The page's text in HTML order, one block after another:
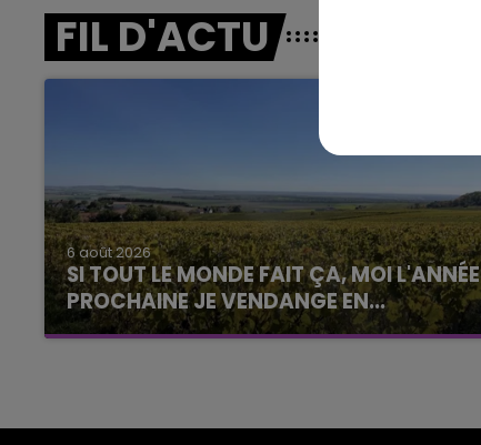
FIL D'ACTU
6 août 2026
SI TOUT LE MONDE FAIT ÇA, MOI L'ANNÉE
PROCHAINE JE VENDANGE EN...
La vendange en Champagne a débuté ce jeudi
6h00 - 10h00
La Famille